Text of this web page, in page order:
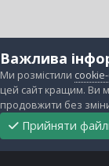
Важлива
Ми розмістили
цей сайт кращим. Ви
продовжити без
Прийняти
Головна
Підтримати
нас